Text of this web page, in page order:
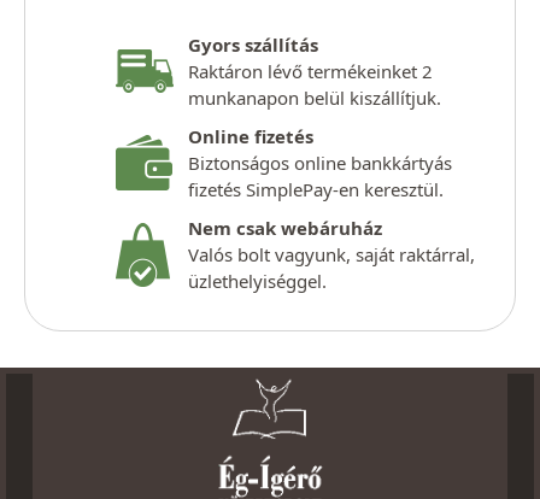
Gyors szállítás
Raktáron lévő termékeinket 2
munkanapon belül kiszállítjuk.
Online fizetés
Biztonságos online bankkártyás
fizetés SimplePay-en keresztül.
Nem csak webáruház
Valós bolt vagyunk, saját raktárral,
üzlethelyiséggel.